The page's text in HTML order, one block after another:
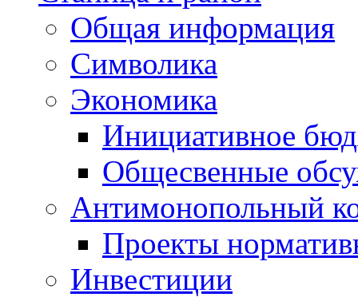
Общая информация
Символика
Экономика
Инициативное
Общесвенные
Антимонопольный
Проекты
Инвестиции